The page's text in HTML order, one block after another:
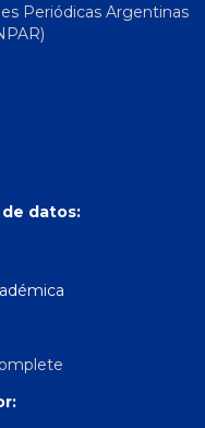
Periódicas Argentinas
datos: